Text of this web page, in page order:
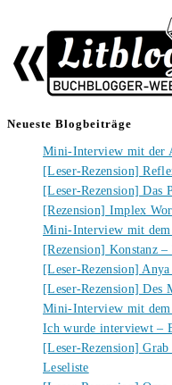
Neueste Blogbeiträge
Mini-Interview mit der
[Leser-Rezension]
[Leser-Rezension] Das
[Rezension] Implex
Mini-Interview mit
[Rezension] Konstanz
[Leser-Rezension]
[Leser-Rezension] Des
Mini-Interview mit dem
Ich wurde interviewt –
[Leser-Rezension]
Leseliste